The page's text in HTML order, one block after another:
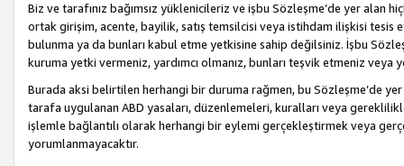
Biz ve tarafınız bağımsız yüklenicileriz ve işbu Sözleşme’de yer alan
ortak girişim, acente, bayilik, satış temsilcisi veya istihdam ilişkisi
bulunma ya da bunları kabul etme yetkisine sahip değilsiniz. İşbu
kuruma yetki vermeniz, yardımcı olmanız, bunları teşvik etmeniz
Burada aksi belirtilen herhangi bir duruma rağmen, bu Sözleşme’de
tarafa uygulanan ABD yasaları, düzenlemeleri, kuralları veya
işlemle bağlantılı olarak herhangi bir eylemi gerçekleştirmek veya
yorumlanmayacaktır.